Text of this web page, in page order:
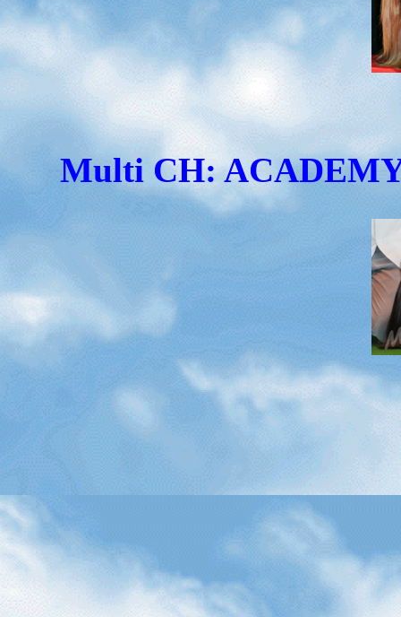
Multi CH: